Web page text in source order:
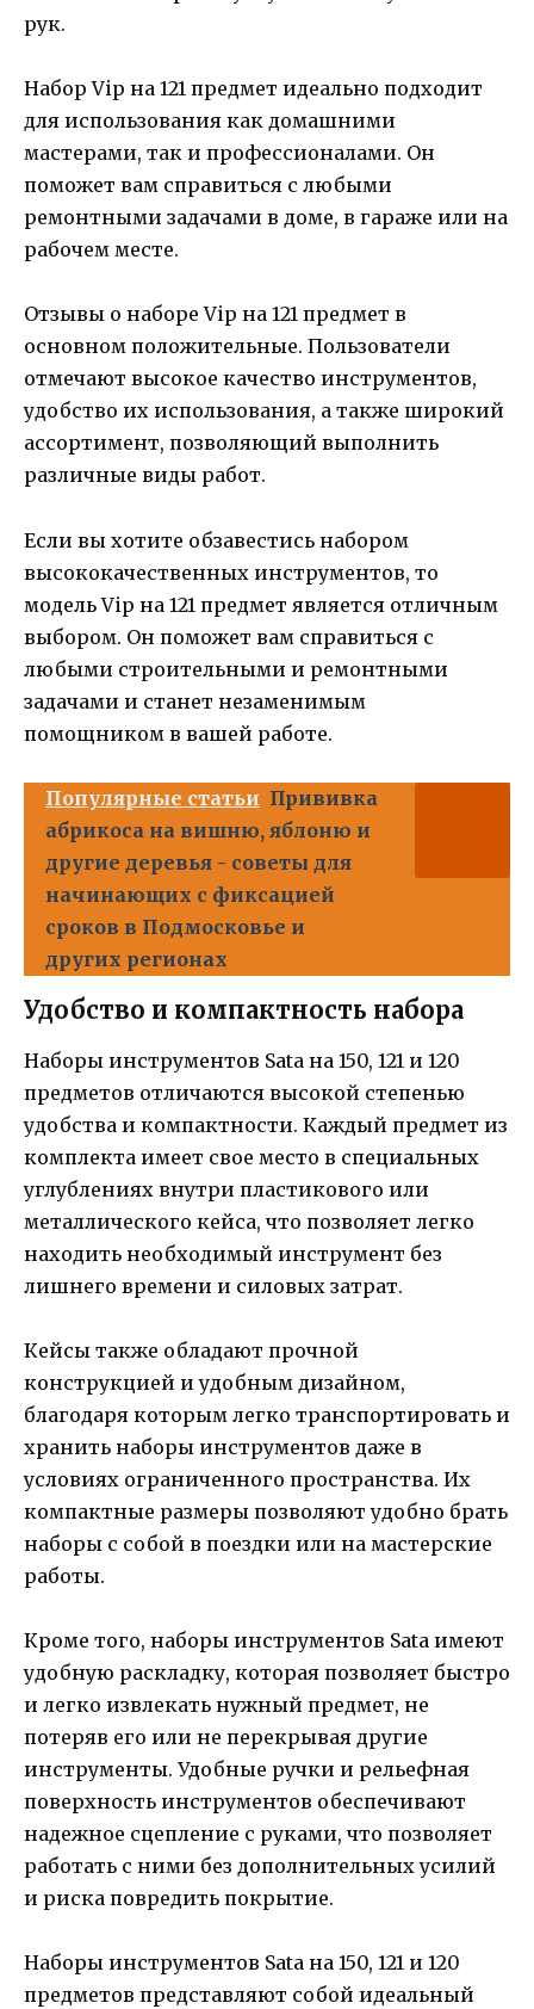
рук.
Набор Vip на 121 предмет идеально подходит
для использования как домашними
мастерами, так и профессионалами. Он
поможет вам справиться с любыми
ремонтными задачами в доме, в гараже или на
рабочем месте.
Отзывы о наборе Vip на 121 предмет в
основном положительные. Пользователи
отмечают высокое качество инструментов,
удобство их использования, а также широкий
ассортимент, позволяющий выполнить
различные виды работ.
Если вы хотите обзавестись набором
высококачественных инструментов, то
модель Vip на 121 предмет является отличным
выбором. Он поможет вам справиться с
любыми строительными и ремонтными
задачами и станет незаменимым
помощником в вашей работе.
Популярные статьи Прививка
абрикоса на вишню, яблоню и
другие деревья - советы для
начинающих с фиксацией
сроков в Подмосковье и
других регионах
Удобство и компактность набора
Наборы инструментов Sata на 150, 121 и 120
предметов отличаются высокой степенью
удобства и компактности. Каждый предмет из
комплекта имеет свое место в специальных
углублениях внутри пластикового или
металлического кейса, что позволяет легко
находить необходимый инструмент без
лишнего времени и силовых затрат.
Кейсы также обладают прочной
конструкцией и удобным дизайном,
благодаря которым легко транспортировать и
хранить наборы инструментов даже в
условиях ограниченного пространства. Их
компактные размеры позволяют удобно брать
наборы с собой в поездки или на мастерские
работы.
Кроме того, наборы инструментов Sata имеют
удобную раскладку, которая позволяет быстро
и легко извлекать нужный предмет, не
потеряв его или не перекрывая другие
инструменты. Удобные ручки и рельефная
поверхность инструментов обеспечивают
надежное сцепление с руками, что позволяет
работать с ними без дополнительных усилий
и риска повредить покрытие.
Наборы инструментов Sata на 150, 121 и 120
предметов представляют собой идеальный